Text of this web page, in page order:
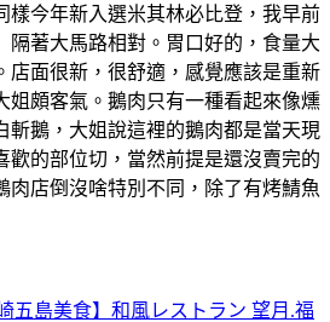
樣今年新入選米其林必比登，我早前
隔著大馬路相對。胃口好的，食量大
店面很新，很舒適，感覺應該是重新
姐頗客氣。鵝肉只有一種看起來像燻
斬鵝，大姐說這裡的鵝肉都是當天現
歡的部位切，當然前提是還沒賣完的
肉店倒沒啥特別不同，除了有烤鯖魚
五島美食】和風レストラン 望月.福